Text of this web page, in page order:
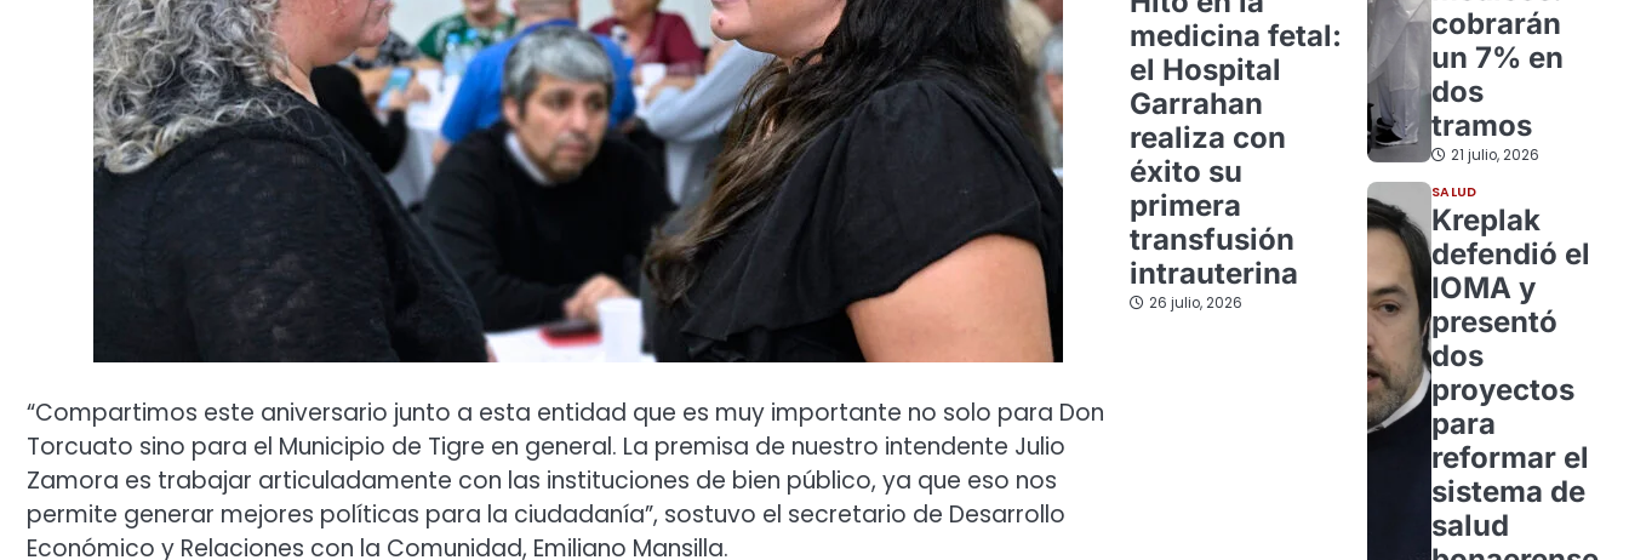
“Compartimos este aniversario junto a esta entidad que es muy importante no solo para Don
Torcuato sino para el Municipio de Tigre en general. La premisa de nuestro intendente Julio
Zamora es trabajar articuladamente con las instituciones de bien público, ya que eso nos
permite generar mejores políticas para la ciudadanía”, sostuvo el secretario de Desarrollo
Económico y Relaciones con la Comunidad, Emiliano Mansilla.
medicina fetal:
el Hospital
Garrahan
realiza con
éxito su
primera
transfusión
intrauterina
26 julio, 2026
cobrarán
un 7% en
dos
tramos
21 julio, 2026
SALUD
Kreplak
defendió el
IOMA y
presentó
dos
proyectos
para
reformar el
sistema de
salud